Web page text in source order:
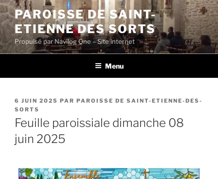
Aller
au
contenu
principal
PAROISSE DE SAINT-
ETIENNE DES SORTS
Propulsé par Navilog One – Site internet
Menu
PUBLIÉ
LE
6 JUIN 2025 PAR PAROISSE DE SAINT-ETIENNE-DES-
SORTS
Feuille paroissiale dimanche 08
juin 2025